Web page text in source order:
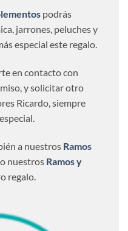
podrás
jarrones, peluches y
especial este regalo.
en contacto con
y solicitar otro
Ricardo, siempre
a nuestros Ramos
o nuestros Ramos y
regalo.